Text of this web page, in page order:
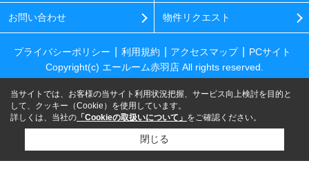
お問い合わせ 物件リクエスト
プライバシーポリシー 利用規約 アクセスマップ
PCサイト
Copyright(c) エールーム赤羽店 All rights reserved.
当サイトでは、お客様の当サイト利用状況把握、サービス向上検討を目的と
して、クッキー（Cookie）を使用しています。
詳しくは、当社の 「Cookieの取扱いについて」 をご確認ください。
閉じる